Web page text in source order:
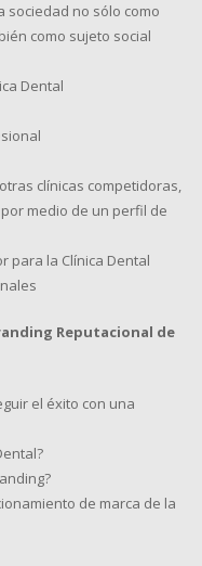
sociedad no sólo como
como sujeto social
Dental
clínicas competidoras,
medio de un perfil de
para la Clínica Dental
Reputacional de
el éxito con una
de marca de la